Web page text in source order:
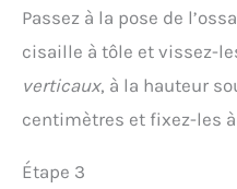
Passez à la pose de
cisaille à tôle et vissez-
verticaux, à la hauteur
centimètres et fixez-les
Étape 3